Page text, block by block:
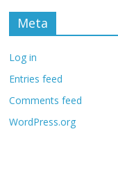
Meta
Log in
Entries feed
Comments feed
WordPress.org